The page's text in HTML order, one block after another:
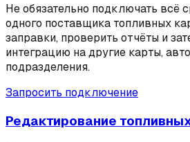
Не обязательно подключать всё
одного поставщика топливных
заправки, проверить отчёты и
интеграцию на другие карты,
подразделения.
Запросить подключение
Редактирование